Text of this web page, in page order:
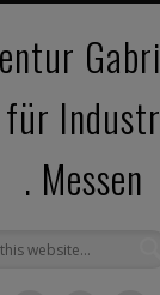
für
. Messen